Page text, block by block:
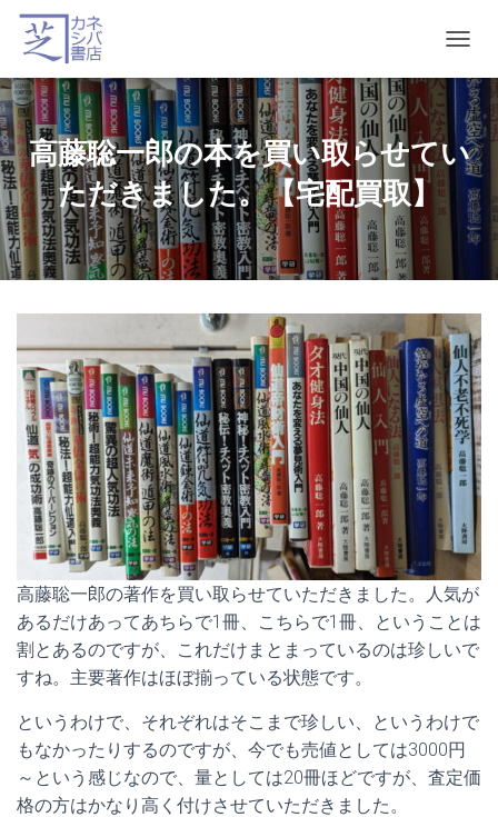
O
G
E
I
O
N
高藤聡一郎の本を買い取らせてい
ただきました。【宅配買取】
高藤聡一郎の著作を買い取らせていただきました。人気が
あるだけあってあちらで1冊、こちらで1冊、ということは
割とあるのですが、これだけまとまっているのは珍しいで
すね。主要著作はほぼ揃っている状態です。
というわけで、それぞれはそこまで珍しい、というわけで
もなかったりするのですが、今でも売値としては3000円
～という感じなので、量としては20冊ほどですが、査定価
格の方はかなり高く付けさせていただきました。